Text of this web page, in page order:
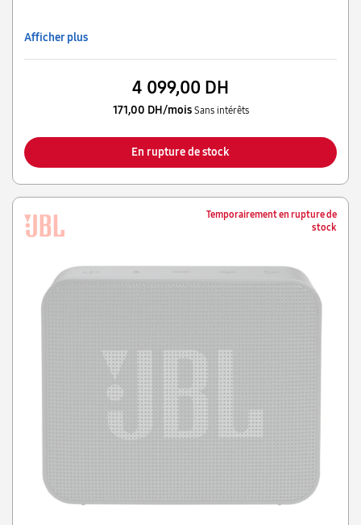
Afficher plus
4 099,00 DH
171,00 DH/mois Sans intérêts
En rupture de stock
Temporairement en rupture de
stock